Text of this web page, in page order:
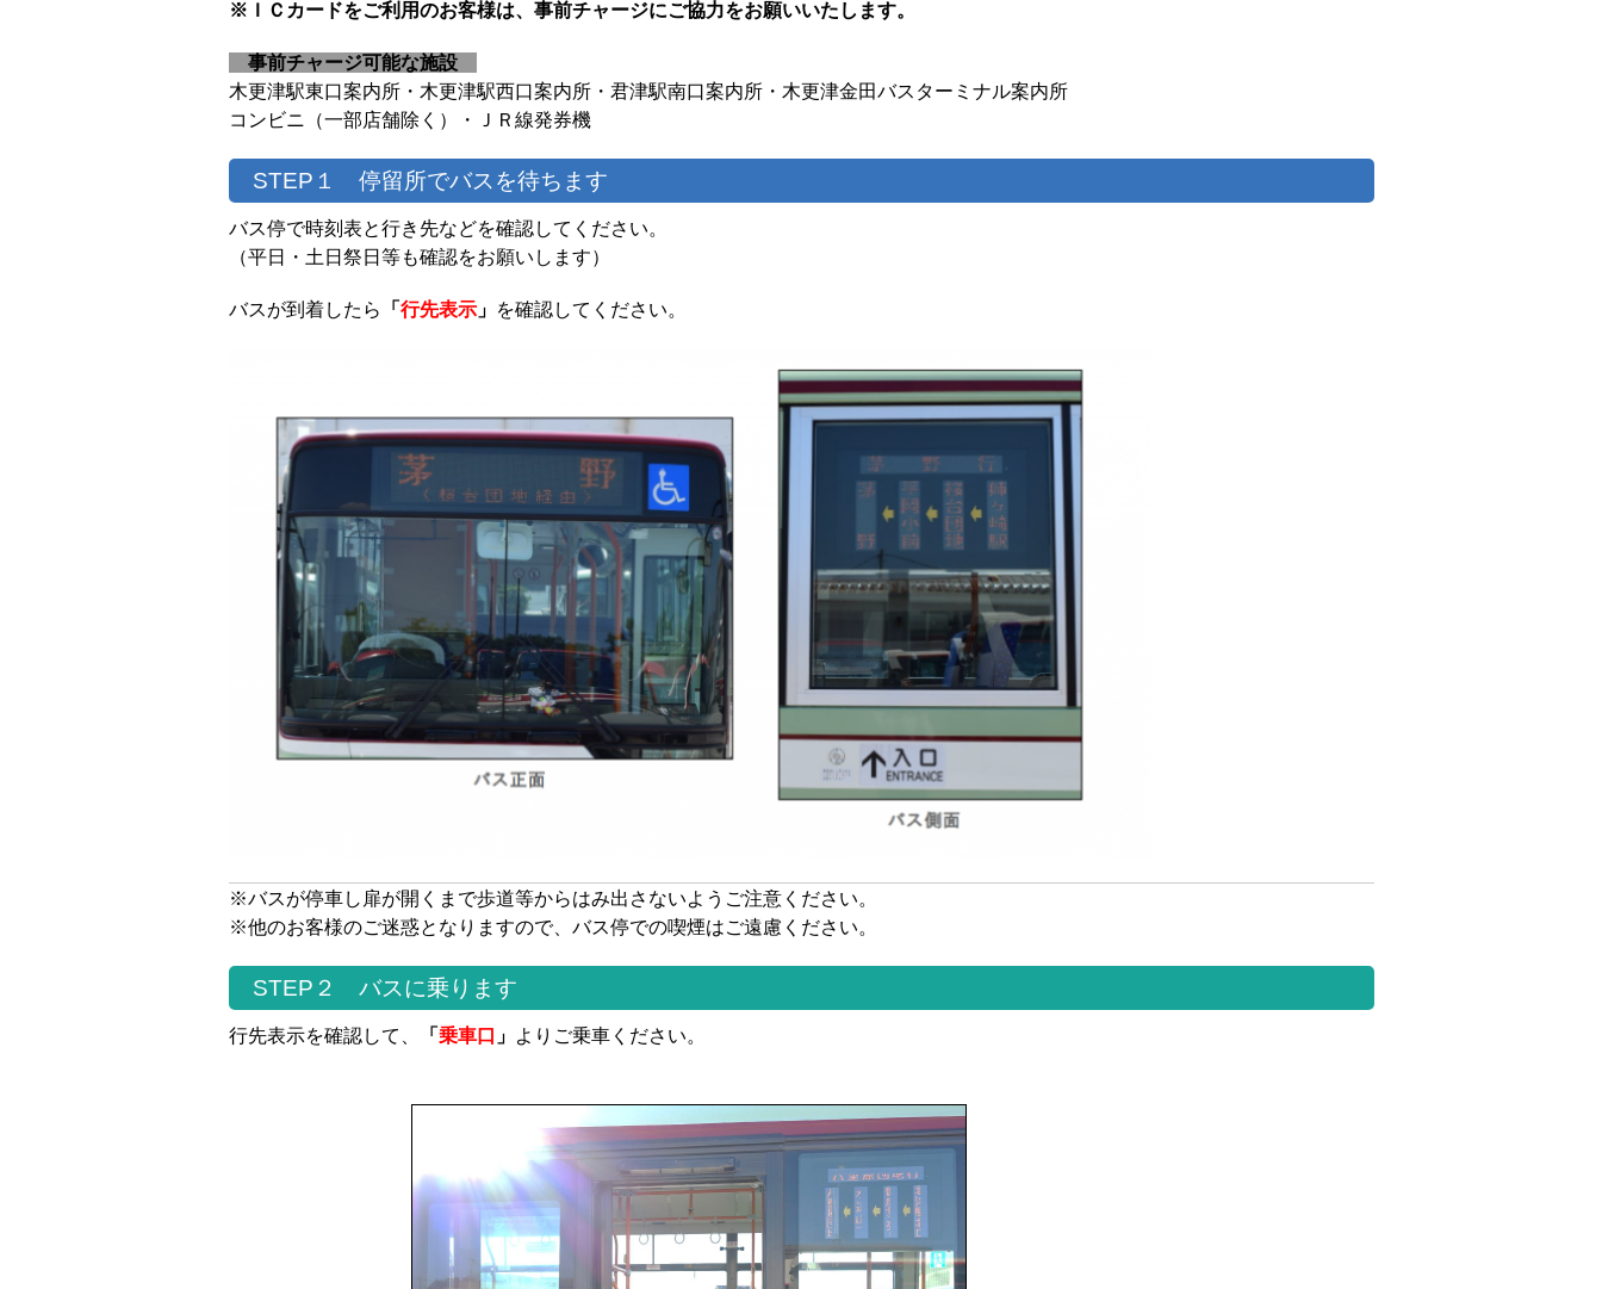
※ＩＣカードをご利用のお客様は、事前チャージにご協力をお願いいたします。
事前チャージ可能な施設
木更津駅東口案内所・木更津駅西口案内所・君津駅南口案内所・木更津金田バスターミナル案内所
コンビニ（一部店舗除く）・ＪＲ線発券機
STEP１ 停留所でバスを待ちます
バス停で時刻表と行き先などを確認してください。
（平日・土日祭日等も確認をお願いします）
バスが到着したら 「 行先表示」 を確認してください。
※バスが停車し扉が開くまで歩道等からはみ出さないようご注意ください。
※他のお客様のご迷惑となりますので、バス停での喫煙はご遠慮ください。
STEP２ バスに乗ります
行先表示を確認して、 「 乗車口 」 よりご乗車ください。